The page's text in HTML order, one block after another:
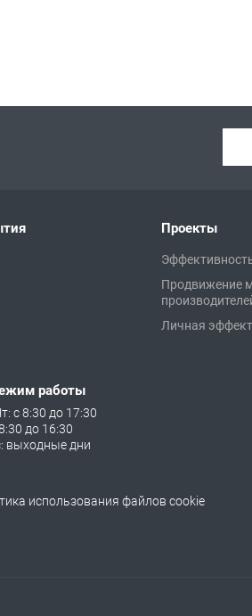
Проекты
Продвижение
Личная
работы
с 8:30 до 17:30
до 16:30
выходные дни
использования файлов cookie